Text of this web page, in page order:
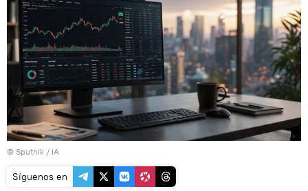
© Sputnik / IA
Síguenos en